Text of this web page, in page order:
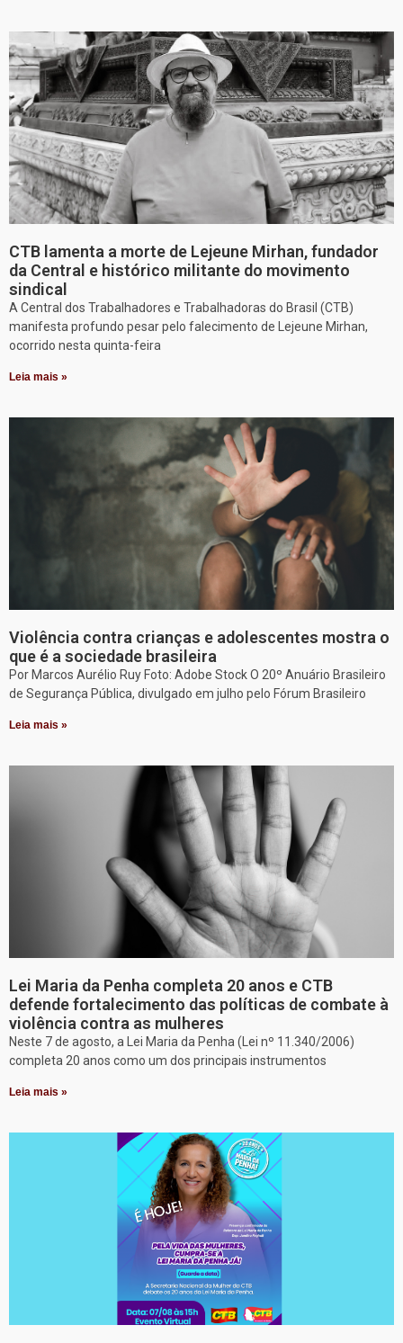
CTB lamenta a morte de Lejeune Mirhan, fundador
da Central e histórico militante do movimento
sindical
A Central dos Trabalhadores e Trabalhadoras do Brasil (CTB)
manifesta profundo pesar pelo falecimento de Lejeune Mirhan,
ocorrido nesta quinta-feira
Leia mais »
Violência contra crianças e adolescentes mostra o
que é a sociedade brasileira
Por Marcos Aurélio Ruy Foto: Adobe Stock O 20º Anuário Brasileiro
de Segurança Pública, divulgado em julho pelo Fórum Brasileiro
Leia mais »
Lei Maria da Penha completa 20 anos e CTB
defende fortalecimento das políticas de combate à
violência contra as mulheres
Neste 7 de agosto, a Lei Maria da Penha (Lei nº 11.340/2006)
completa 20 anos como um dos principais instrumentos
Leia mais »